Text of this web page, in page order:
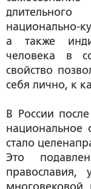
национально-
а также
человека в
свойство
себя лично, к
В России
национальное
стало
Это
православия,
многовековой